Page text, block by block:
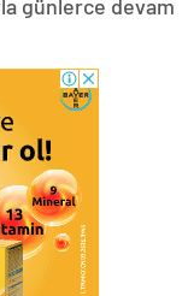
günlerce devam